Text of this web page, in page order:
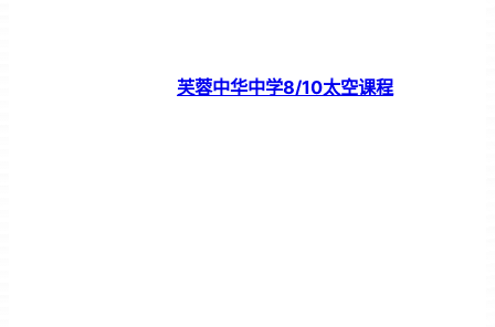
芙蓉中华中学8/10太空课程